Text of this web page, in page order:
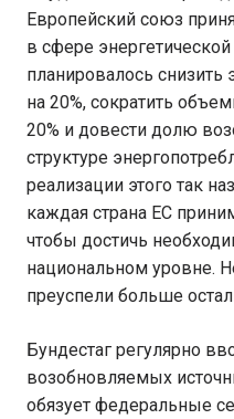
Европейский союз
в сфере
планировалось
на 20%, сократить
20% и довести долю
структуре
реализации этого так
каждая страна ЕС
чтобы достичь
национальном уровне.
преуспели больше
Бундестаг регулярно
возобновляемых
обязует федеральные